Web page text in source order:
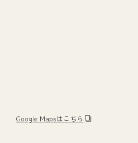
Google Mapsはこちら